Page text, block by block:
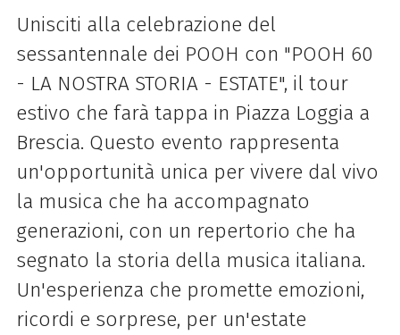
Unisciti alla celebrazione del
sessantennale dei POOH con "POOH 60
- LA NOSTRA STORIA - ESTATE", il tour
estivo che farà tappa in Piazza Loggia a
Brescia. Questo evento rappresenta
un'opportunità unica per vivere dal vivo
la musica che ha accompagnato
generazioni, con un repertorio che ha
segnato la storia della musica italiana.
Un'esperienza che promette emozioni,
ricordi e sorprese, per un'estate